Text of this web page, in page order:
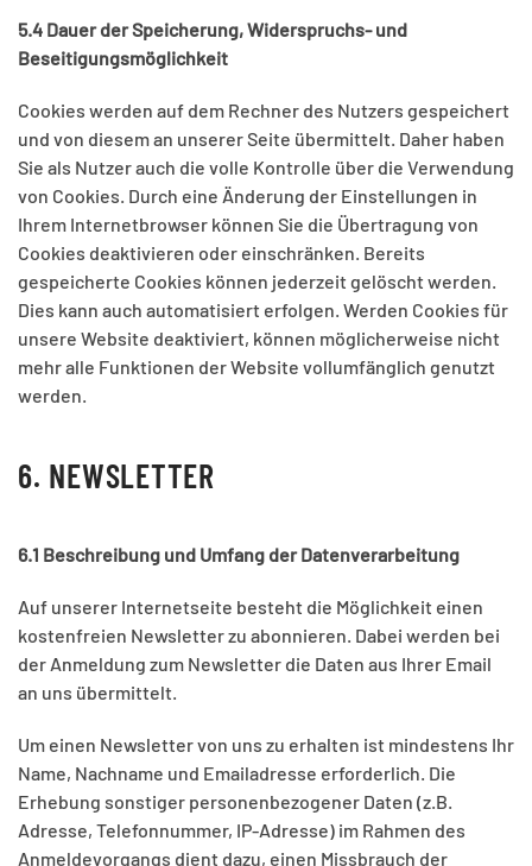
5.4 Dauer der Speicherung, Widerspruchs- und
Beseitigungsmöglichkeit
Cookies werden auf dem Rechner des Nutzers gespeichert
und von diesem an unserer Seite übermittelt. Daher haben
Sie als Nutzer auch die volle Kontrolle über die Verwendung
von Cookies. Durch eine Änderung der Einstellungen in
Ihrem Internetbrowser können Sie die Übertragung von
Cookies deaktivieren oder einschränken. Bereits
gespeicherte Cookies können jederzeit gelöscht werden.
Dies kann auch automatisiert erfolgen. Werden Cookies für
unsere Website deaktiviert, können möglicherweise nicht
mehr alle Funktionen der Website vollumfänglich genutzt
werden.
6. NEWSLETTER
6.1 Beschreibung und Umfang der Datenverarbeitung
Auf unserer Internetseite besteht die Möglichkeit einen
kostenfreien Newsletter zu abonnieren. Dabei werden bei
der Anmeldung zum Newsletter die Daten aus Ihrer Email
an uns übermittelt.
Um einen Newsletter von uns zu erhalten ist mindestens Ihr
Name, Nachname und Emailadresse erforderlich. Die
Erhebung sonstiger personenbezogener Daten (z.B.
Adresse, Telefonnummer, IP-Adresse) im Rahmen des
Anmeldevorgangs dient dazu, einen Missbrauch der